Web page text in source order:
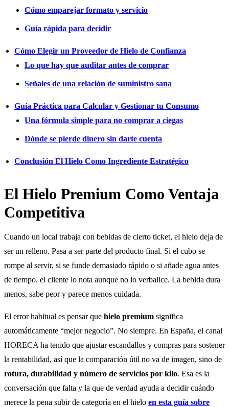
Cómo emparejar formato y servicio
Guía rápida para decidir
Cómo Elegir un Proveedor de Hielo de Confianza
Lo que hay que auditar antes de comprar
Señales de una relación de suministro sana
Guía Práctica para Calcular y Gestionar tu Consumo
Una fórmula simple para no comprar a ciegas
Dónde se pierde dinero sin darte cuenta
Conclusión El Hielo Como Ingrediente Estratégico
El Hielo Premium Como Ventaja
Competitiva
Cuando un local trabaja con bebidas de cierto ticket, el hielo deja de
ser un relleno. Pasa a ser parte del producto final. Si el cubo se
rompe al servir, si se funde demasiado rápido o si añade agua antes
de tiempo, el cliente lo nota aunque no lo verbalice. La bebida dura
menos, sabe peor y parece menos cuidada.
El error habitual es pensar que hielo premium significa
automáticamente “mejor negocio”. No siempre. En España, el canal
HORECA ha tenido que ajustar escandallos y compras para sostener
la rentabilidad, así que la comparación útil no va de imagen, sino de
rotura, durabilidad y número de servicios por kilo. Esa es la
conversación que falta y la que de verdad ayuda a decidir cuándo
merece la pena subir de categoría en el hielo en esta guía sobre